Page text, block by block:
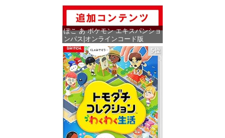
ぽこ あ ポケモン エキスパンショ
ンパス|オンラインコード版
価格：¥4,400
5位